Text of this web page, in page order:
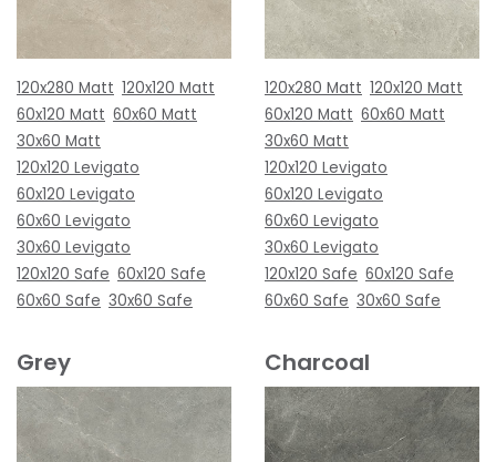
120x280 Matt 120x120 Matt
60x120 Matt 60x60 Matt
30x60 Matt
120x120 Levigato
60x120 Levigato
60x60 Levigato
30x60 Levigato
120x120 Safe 60x120 Safe
60x60 Safe 30x60 Safe
120x280 Matt 120x120 Matt
60x120 Matt 60x60 Matt
30x60 Matt
120x120 Levigato
60x120 Levigato
60x60 Levigato
30x60 Levigato
120x120 Safe 60x120 Safe
60x60 Safe 30x60 Safe
Grey Charcoal